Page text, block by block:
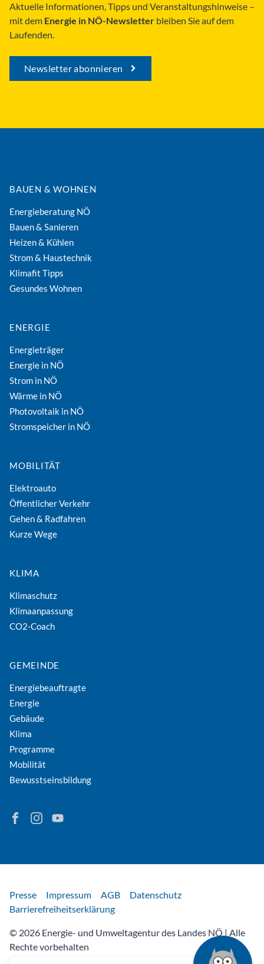
Aktuelle Informationen, Tipps und Veranstaltungshinweise –
mit dem Energie in NÖ-Newsletter bleiben Sie auf dem
Laufenden.
Newsletter abonnieren
BAUEN & WOHNEN
Energieberatung NÖ
Bauen & Sanieren
Heizen & Kühlen
Strom & Haustechnik
Klimafit Tipps
Gesundes Wohnen
ENERGIE
Energieträger
Energie in NÖ
Strom in NÖ
Wärme in NÖ
Photovoltaik in NÖ
Stromspeicher in NÖ
MOBILITÄT
Elektroauto
Öffentlicher Verkehr
Gehen & Radfahren
Kurze Wege
KLIMA
Klimaschutz
Klimaanpassung
CO2-Coach
GEMEINDE
Energiebeauftragte
Energie
Gebäude
Klima
Programme
Mobilität
Bewusstseinsbildung
Finden Sie Energie in Niederösterreich auf Facebook
Folgen Sie Energie in Niederösterreich auf Instagram
Besuchen Sie den YouTube-Kanal der eNu
Rechtliches
Presse Impressum AGB
Datenschutz
Barrierefreiheitserklärung
© 2026 Energie- und Umweltagentur des Landes NÖ | Alle
Rechte vorbehalten